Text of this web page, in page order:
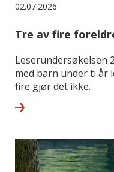
02.07.2026
Tre av fire
Leserundersøkelsen
med barn under ti år
fire gjør det ikke.